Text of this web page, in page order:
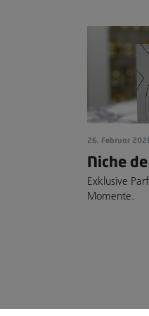
26. Februar
Niche
Exklusive
Momente.